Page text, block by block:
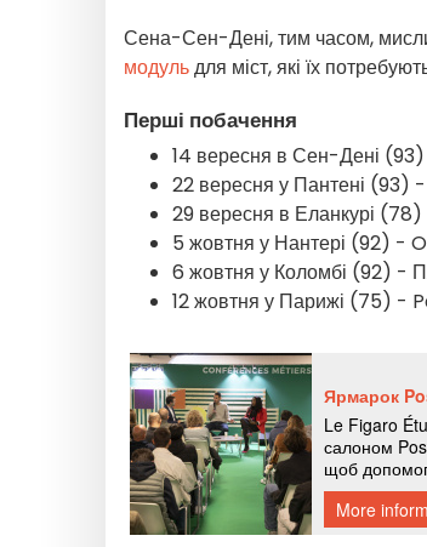
Сена-Сен-Дені, тим часом,
модульдля міст, які їх
Перші побачення
14 вересня в Сен-Дені
22 вересня у Пантені
29 вересня в Еланкурі
5 жовтня у Нантері (92) -
6 жовтня у Коломбі (92) -
12 жовтня у Парижі (75) -